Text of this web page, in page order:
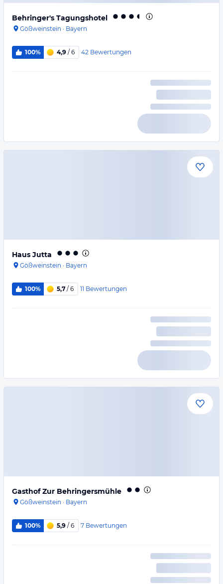
Behringer's Tagungshotel
Gößweinstein · Bayern
100% 4,9 / 6 42 Bewertungen
Haus Jutta
Gößweinstein · Bayern
100% 5,7 / 6 11 Bewertungen
Gasthof Zur Behringersmühle
Gößweinstein · Bayern
100% 5,9 / 6 7 Bewertungen